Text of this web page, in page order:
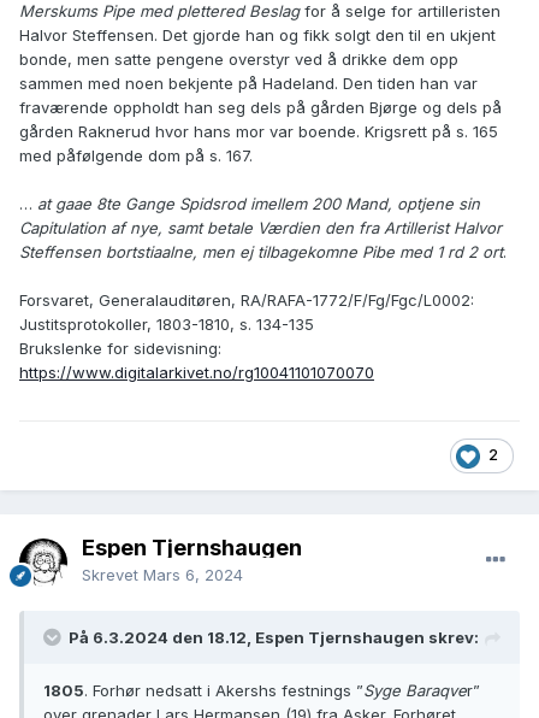
Merskums Pipe med plettered Beslagfor å selge for artilleristen
Halvor Steffensen. Det gjorde han og fikk solgt den til en ukjent
bonde, men satte pengene overstyr ved å drikke dem opp
sammen med noen bekjente på Hadeland. Den tiden han var
fraværende oppholdt han seg dels på gården Bjørge og dels på
gården Raknerud hvor hans mor var boende. Krigsrett på s. 165
med påfølgende dom på s. 167.
… at gaae 8te Gange Spidsrod imellem 200 Mand, optjene sin
Capitulation af nye, samt betale Værdien den fra Artillerist Halvor
Steffensen bortstiaalne, men ej tilbagekomne Pibe med 1 rd 2 ort.
Forsvaret, Generalauditøren, RA/RAFA-1772/F/Fg/Fgc/L0002:
Justitsprotokoller, 1803-1810, s. 134-135
Brukslenke for sidevisning:
https://www.digitalarkivet.no/rg10041101070070
2
Espen Tjernshaugen
Skrevet Mars 6, 2024
På 6.3.2024 den 18.12, Espen Tjernshaugen skrev:
1805. Forhør nedsatt i Akershs festnings ”Syge Baraqver”